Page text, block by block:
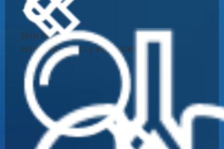
SKIN RECOVERY
JOINT AND MUSCLE RECOVERY